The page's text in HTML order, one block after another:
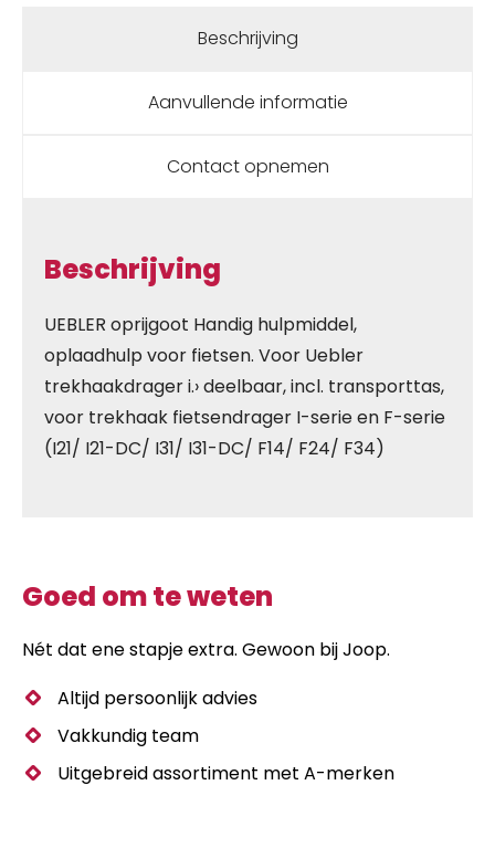
Beschrijving
Aanvullende informatie
Contact opnemen
Beschrijving
UEBLER oprijgoot Handig hulpmiddel,
oplaadhulp voor fietsen. Voor Uebler
trekhaakdrager i.› deelbaar, incl. transporttas,
voor trekhaak fietsendrager I-serie en F-serie
(I21/ I21-DC/ I31/ I31-DC/ F14/ F24/ F34)
Goed om te weten
Nét dat ene stapje extra. Gewoon bij Joop.
Altijd persoonlijk advies
Vakkundig team
Uitgebreid assortiment met A-merken